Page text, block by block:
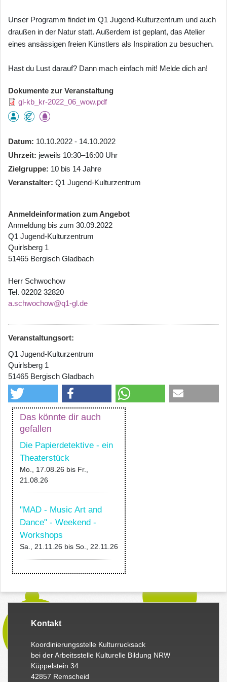
Unser Programm findet im Q1 Jugend-Kulturzentrum und auch
draußen in der Natur statt. Außerdem ist geplant, das Atelier
eines ansässigen freien Künstlers als Inspiration zu besuchen.
Hast du Lust darauf? Dann mach einfach mit! Melde dich an!
Dokumente zur Veranstaltung
gl-kb_kr-2022_06_wow.pdf
Datum 10.10.2022 - 14.10.2022
Uhrzeit jeweils 10:30–16:00 Uhr
Zielgruppe 10 bis 14 Jahre
Veranstalter Q1 Jugend-Kulturzentrum
Anmeldeinformation zum Angebot
Anmeldung bis zum 30.09.2022
Q1 Jugend-Kulturzentrum
Quirlsberg 1
51465 Bergisch Gladbach
Herr Schwochow
Tel. 02202 32820
a.schwochow@q1-gl.de
Veranstaltungsort:
Q1 Jugend-Kulturzentrum
Quirlsberg 1
51465 Bergisch Gladbach
Das könnte dir auch
gefallen
Die Papierdetektive - ein
Theaterstück
Mo., 17.08.26 bis Fr.,
21.08.26
"MAD - Music Art and
Dance" - Weekend -
Workshops
Sa., 21.11.26 bis So., 22.11.26
Kontakt
Koordinierungsstelle Kulturrucksack
bei der Arbeitsstelle Kulturelle Bildung NRW
Küppelstein 34
42857 Remscheid